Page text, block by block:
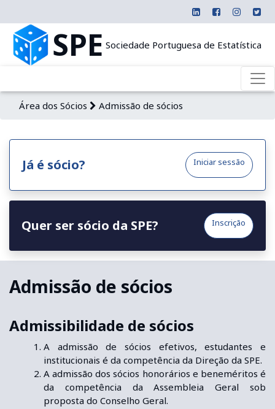
SPE Sociedade Portuguesa de Estatística
Área dos Sócios Admissão de sócios
Já é sócio? Iniciar sessão
Quer ser sócio da SPE? Inscrição
Admissão de sócios
Admissibilidade de sócios
A admissão de sócios efetivos, estudantes e
institucionais é da competência da Direção da SPE.
A admissão dos sócios honorários e beneméritos é
da competência da Assembleia Geral sob
proposta do Conselho Geral.